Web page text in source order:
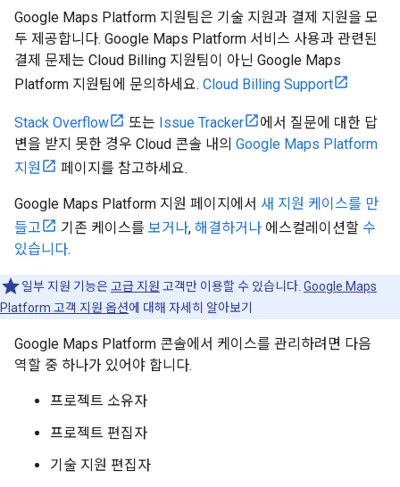
Google Maps Platform 지원팀은 기술 지원과 결제 지원을 모
두 제공합니다. Google Maps Platform 서비스 사용과 관련된
결제 문제는 Cloud Billing 지원팀이 아닌 Google Maps
Platform 지원팀에 문의하세요. Cloud Billing Support
Stack Overflow 또는 Issue Tracker
에서 질문에 대한 답
변을 받지 못한 경우 Cloud 콘솔 내의 Google Maps Platform
지원
페이지를 참고하세요.
Google Maps Platform 지원 페이지에서 새 지원 케이스를 만
들고
기존 케이스를 보거나, 해결하거나 에스컬레이션할 수
있습니다.
일부 지원 기능은고급 지원 고객만 이용할 수 있습니다. Google Maps
Platform 고객 지원 옵션에 대해 자세히 알아보기
Google Maps Platform 콘솔에서 케이스를 관리하려면 다음
역할 중 하나가 있어야 합니다.
프로젝트 소유자
프로젝트 편집자
기술 지원 편집자